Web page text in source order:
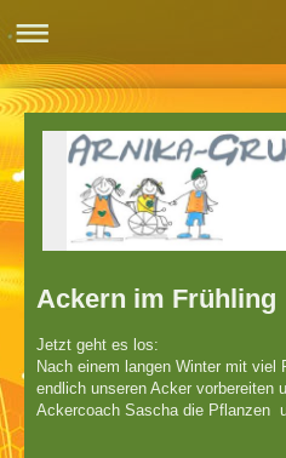
Ackern im Frühling
Jetzt geht es los:
Nach einem langen Winter mit viel
endlich unseren Acker vorbereiten
Ackercoach Sascha die Pflanzen